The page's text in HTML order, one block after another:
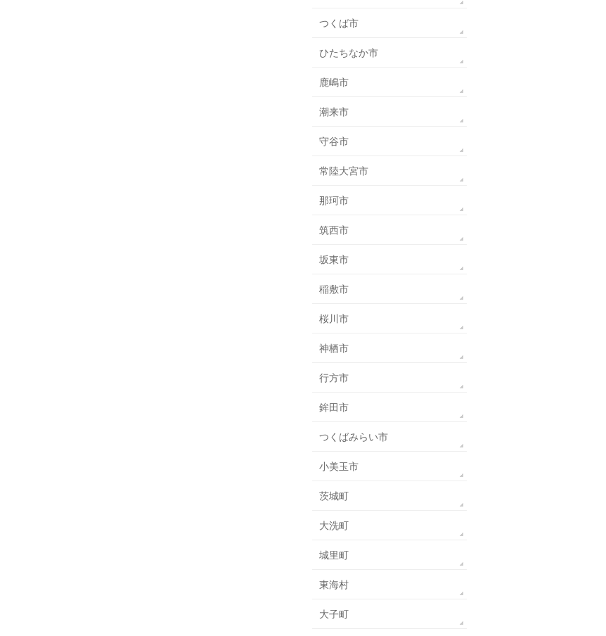
つくば市
ひたちなか市
鹿嶋市
潮来市
守谷市
常陸大宮市
那珂市
筑西市
坂東市
稲敷市
桜川市
神栖市
行方市
鉾田市
つくばみらい市
小美玉市
茨城町
大洗町
城里町
東海村
大子町